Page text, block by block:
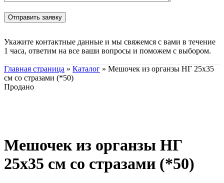
Укажите контактные данные и мы свяжемся с вами в течение
1 часа, ответим на все ваши вопросы и поможем с выбором.
Главная страница » Каталог » Мешочек из органзы НГ 25х35
см со стразами (*50)
Продано
Мешочек из органзы НГ
25х35 см со стразами (*50)